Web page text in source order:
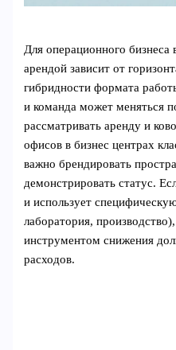
Для операционного
арендой зависит от
гибридности формата
и команда может меняться
рассматривать аренду и
офисов в бизнес центрах
важно брендировать
демонстрировать статус.
и использует
лаборатория,
инструментом снижения
расходов.